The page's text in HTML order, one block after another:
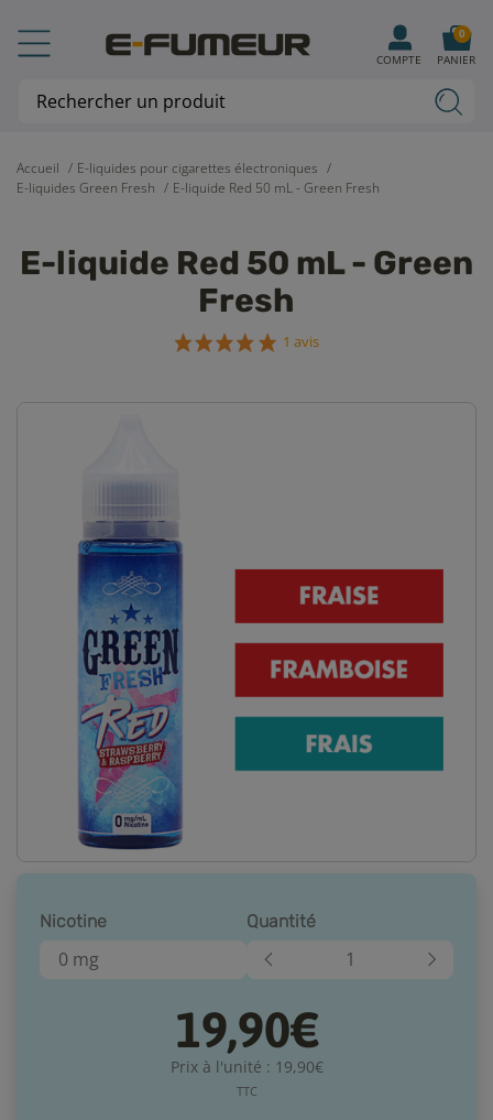
Accueil
E-liquides pour cigarettes électroniques
E-liquides Green Fresh
E-liquide Red 50 mL - Green Fresh
E-liquide Red 50 mL - Green
Fresh
1 avis
Nicotine
0 mg
Quantité
19,90€
Prix à l'unité : 19,90€
TTC
COMPTE PANIER
0